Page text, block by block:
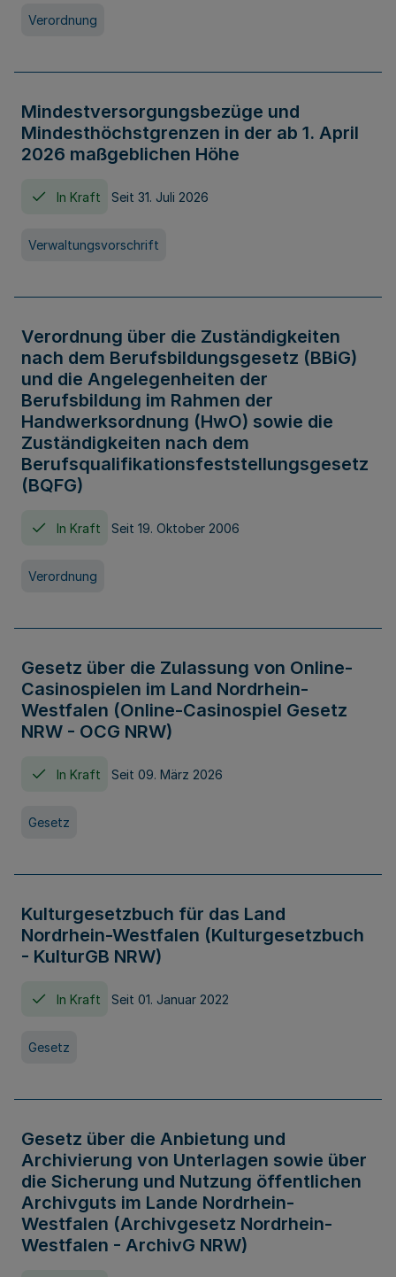
Verordnung
Mindestversorgungsbezüge und
Mindesthöchstgrenzen in der ab 1. April
2026 maßgeblichen Höhe
In Kraft Seit 31. Juli 2026
Verwaltungsvorschrift
Verordnung über die Zuständigkeiten
nach dem Berufsbildungsgesetz (BBiG)
und die Angelegenheiten der
Berufsbildung im Rahmen der
Handwerksordnung (HwO) sowie die
Zuständigkeiten nach dem
Berufsqualifikationsfeststellungsgesetz
(BQFG)
In Kraft Seit 19. Oktober 2006
Verordnung
Gesetz über die Zulassung von Online-
Casinospielen im Land Nordrhein-
Westfalen (Online-Casinospiel Gesetz
NRW - OCG NRW)
In Kraft Seit 09. März 2026
Gesetz
Kulturgesetzbuch für das Land
Nordrhein-Westfalen (Kulturgesetzbuch
- KulturGB NRW)
In Kraft Seit 01. Januar 2022
Gesetz
Gesetz über die Anbietung und
Archivierung von Unterlagen sowie über
die Sicherung und Nutzung öffentlichen
Archivguts im Lande Nordrhein-
Westfalen (Archivgesetz Nordrhein-
Westfalen - ArchivG NRW)